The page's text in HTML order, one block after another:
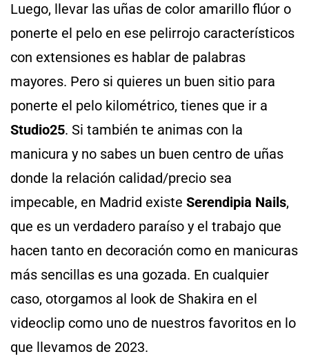
Luego, llevar las uñas de color amarillo flúor o
ponerte el pelo en ese pelirrojo característicos
con extensiones es hablar de palabras
mayores. Pero si quieres un buen sitio para
ponerte el pelo kilométrico, tienes que ir a
Studio25. Si también te animas con la
manicura y no sabes un buen centro de uñas
donde la relación calidad/precio sea
impecable, en Madrid existe Serendipia Nails,
que es un verdadero paraíso y el trabajo que
hacen tanto en decoración como en manicuras
más sencillas es una gozada. En cualquier
caso, otorgamos al look de Shakira en el
videoclip como uno de nuestros favoritos en lo
que llevamos de 2023.